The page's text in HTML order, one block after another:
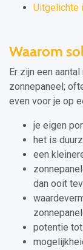
Uitgelichte
Waarom
Er zijn een
zonnepaneel;
even voor je op
je eigen
het is
een
dan ooit
potentie